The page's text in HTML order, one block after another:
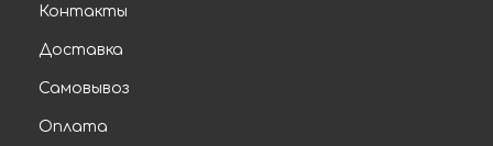
Контакты
Доставка
Самовывоз
Оплата